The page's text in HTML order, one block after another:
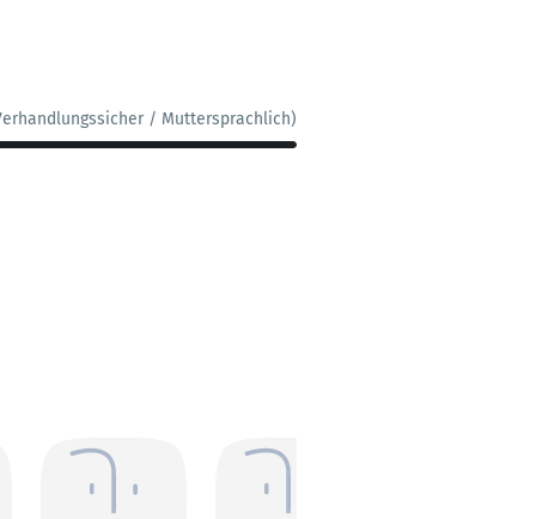
/ Muttersprachlich)